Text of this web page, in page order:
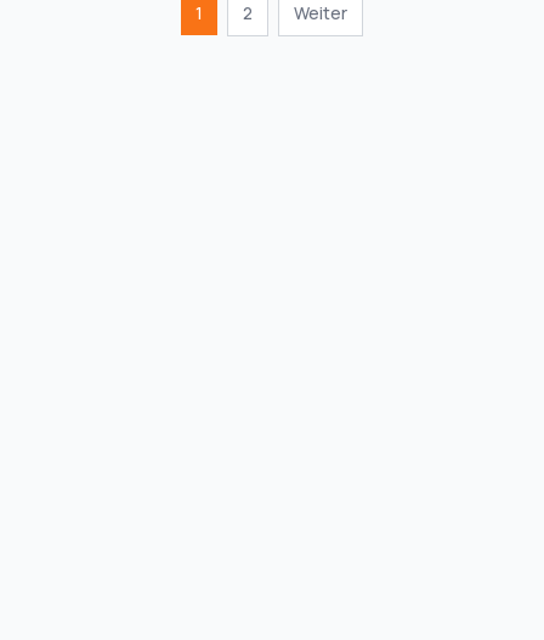
1 2 Weiter